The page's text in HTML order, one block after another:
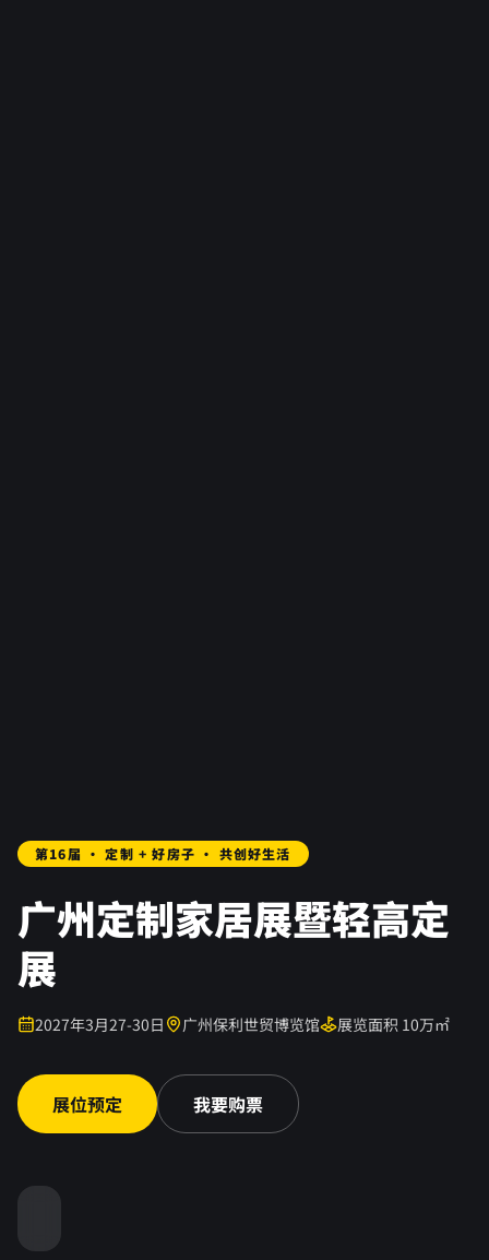
第16届 · 定制 + 好房子 · 共创好生活
广州定制家居展暨轻高定
展
2027年3月27-30日 广州保利世贸博览馆 展览面积 10万㎡
展位预定 我要购票